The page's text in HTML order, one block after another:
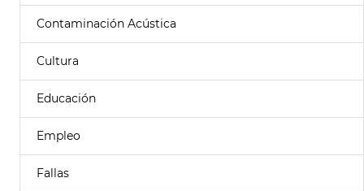
Contaminación Acústica
Cultura
Educación
Empleo
Fallas